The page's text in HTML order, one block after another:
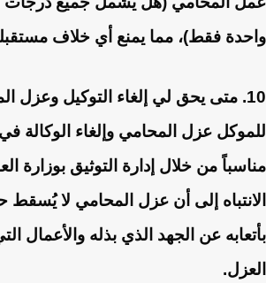
واحدة فقط)، مما يمنع أي خلاف
10. متى يحق لي إلغاء التوكيل وعزل المحامي؟
للموكل عزل المحامي وإلغاء الوكالة
مناسباً من خلال إدارة التوثيق بوزارة
الانتباه إلى أن عزل المحامي لا يُسقط
بأتعابه عن الجهد الذي بذله والأعمال
العزل.